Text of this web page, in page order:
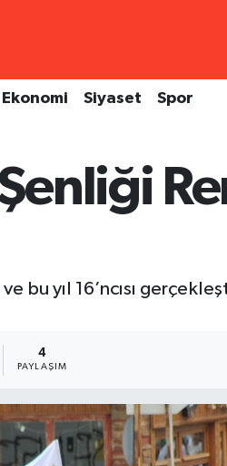
Ekonomi Siyaset Spor
bu yıl 16’ncısı
4
PAYLAŞIM